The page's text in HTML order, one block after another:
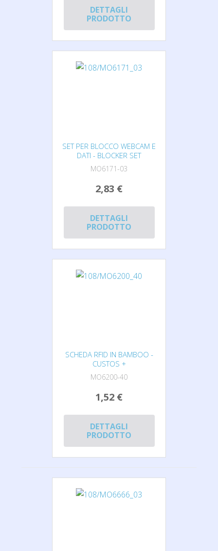
DETTAGLI
PRODOTTO
SET PER BLOCCO WEBCAM E
DATI - BLOCKER SET
MO6171-03
2,83 €
DETTAGLI
PRODOTTO
SCHEDA RFID IN BAMBOO -
CUSTOS +
MO6200-40
1,52 €
DETTAGLI
PRODOTTO